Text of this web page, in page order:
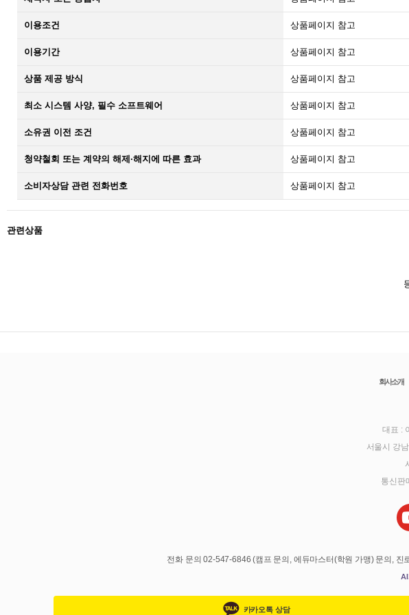
이용조건 상품페이지 참고
이용기간 상품페이지 참고
상품 제공 방식 상품페이지 참고
최소 시스템 사양, 필수 소프트웨어 상품페이지 참고
소유권 이전 조건 상품페이지 참고
청약철회 또는 계약의 해제·해지에 따른 효과 상품페이지 참고
소비자상담 관련 전화번호 상품페이지 참고
관련상품
회사소개
대표 :
서울시 강
통신판
전화 문의 02-547-6846 (캠프 문의, 에듀마스터(학원 가맹) 문의,
AI
카카오톡 상담